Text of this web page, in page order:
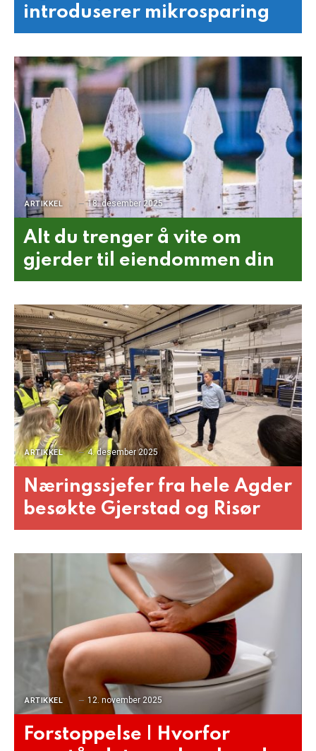
introduserer mikrosparing
ARTIKKEL 18. desember 2025
Alt du trenger å vite om
gjerder til eiendommen din
ARTIKKEL 4. desember 2025
Næringssjefer fra hele Agder
besøkte Gjerstad og Risør
ARTIKKEL 12. november 2025
Forstoppelse | Hvorfor